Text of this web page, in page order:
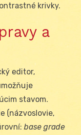
krivky.
a
editor,
stavom.
(názvoslovie,
base grade